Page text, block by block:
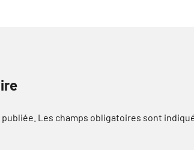
Les champs obligatoires sont